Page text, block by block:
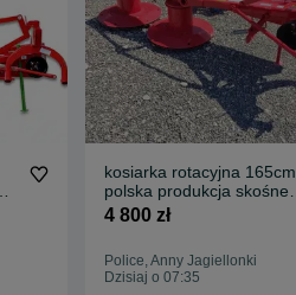
kosiarka rotacyjna 165cm
polska produkcja skośne
zęby cicha przkladnia
4 800 zł
Police, Anny Jagiellonki
Dzisiaj o 07:35